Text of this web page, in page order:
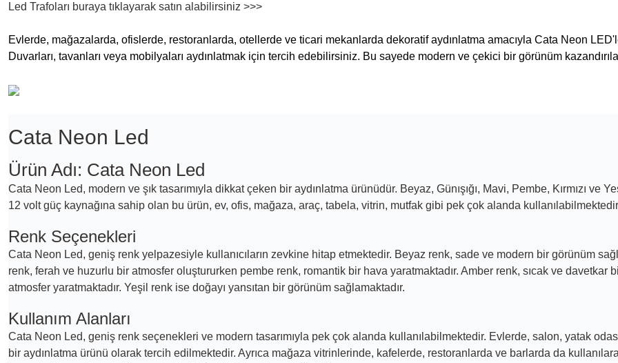
Led Trafoları buraya tıklayarak satın alabilirsiniz >>>
Evlerde, mağazalarda, ofislerde, restoranlarda, otellerde ve ticari mekanlarda dekoratif aydınlatma amacıyla Cata Neon
Duvarları, tavanları veya mobilyaları aydınlatmak için tercih edebilirsiniz. Bu sayede modern ve çekici bir görünüm
Cata Neon Led
Ürün Adı: Cata Neon Led
Cata Neon Led, modern ve şık tasarımıyla dikkat çeken bir aydınlatma ürünüdür. Beyaz, Günışığı, Mavi, Pembe, Kırmızı ve
12 volt güç kaynağına sahip olan bu ürün, ev, ofis, mağaza, araç, tabela, vitrin, mutfak gibi pek çok alanda
Renk Seçenekleri
Cata Neon Led, geniş renk yelpazesiyle kullanıcıların zevkine hitap etmektedir. Beyaz renk, sade ve modern bir görünüm
renk, ferah ve huzurlu bir atmosfer oluştururken pembe renk, romantik bir hava yaratmaktadır. Amber renk, sıcak ve davetkar
atmosfer yaratmaktadır. Yeşil renk ise doğayı yansıtan bir görünüm sağlamaktadır.
Kullanım Alanları
Cata Neon Led, geniş renk seçenekleri ve modern tasarımıyla pek çok alanda kullanılabilmektedir. Evlerde, salon, yatak
bir aydınlatma ürünü olarak tercih edilmektedir. Ayrıca mağaza vitrinlerinde, kafelerde, restoranlarda ve barlarda da